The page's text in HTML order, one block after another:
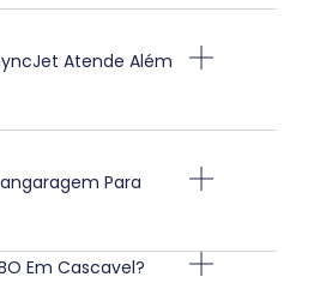
Atende Além
Para
Em Cascavel?